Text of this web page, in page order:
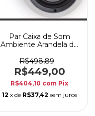
Par Caixa de Som
Ambiente Arandela de
50W Branca
R$498,89
R$449,00
R$404,10 com Pix
12 x de R$37,42 sem juros